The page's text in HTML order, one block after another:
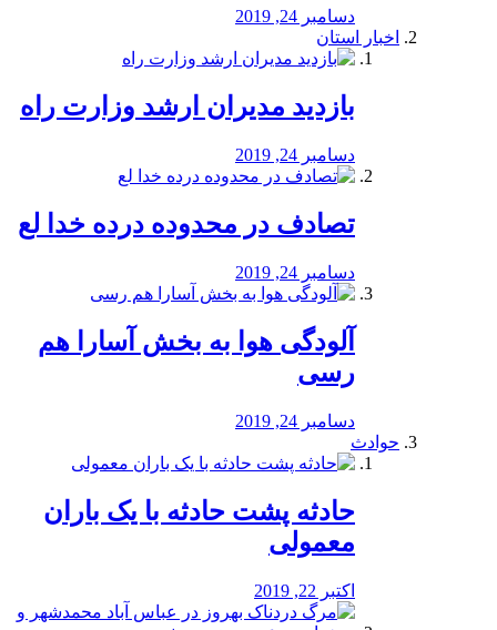
دسامبر 24, 2019
اخبار استان
بازدید مدیران ارشد وزارت راه
دسامبر 24, 2019
تصادف در محدوده درده خدا لع
دسامبر 24, 2019
آلودگی هوا به بخش آسارا هم
رسی
دسامبر 24, 2019
حوادث
️حادثه پشت حادثه با یک باران
معمولی
اکتبر 22, 2019